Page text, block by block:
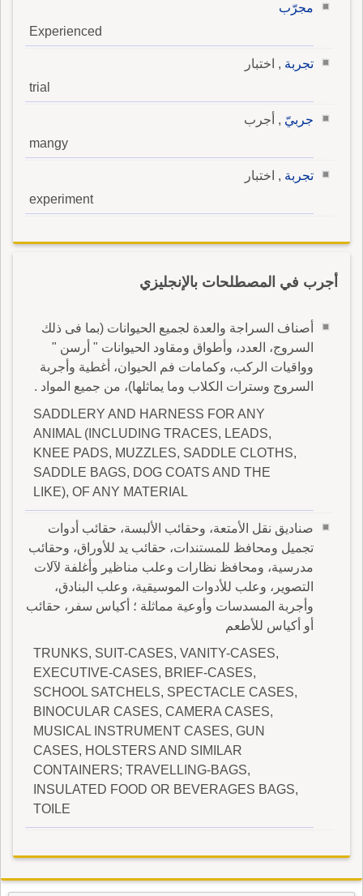
مجرّب
Experienced
تجربة , اختبار
trial
جربيّ , أجرب
mangy
تجربة , اختبار
experiment
أجرب في المصطلحات بالإنجليزي
أصناف السراجة والعدة لجميع الحيوانات (بما فى ذلك
السروج، العدد، وأطواق ومقاود الحيوانات " أرسن "
وواقيات الركب، وكمامات فم الحيوان، أغطية وأجربة
السروج وسترات الكلاب وما يماثلها)، من جميع المواد .
SADDLERY AND HARNESS FOR ANY
ANIMAL (INCLUDING TRACES, LEADS,
KNEE PADS, MUZZLES, SADDLE CLOTHS,
SADDLE BAGS, DOG COATS AND THE
LIKE), OF ANY MATERIAL
صناديق نقل الأمتعة، وحقائب الألبسة، حقائب أدوات
تجميل ومحافظ للمستندات، حقائب يد للأوراق، وحقائب
مدرسية، ومحافظ نظارات وعلب مناظير وأغلفة لآلات
التصوير، وعلب للأدوات الموسيقية، وعلب البنادق،
وأجربة المسدسات وأوعية مماثلة ؛ أكياس سفر، حقائب
أو أكياس للأطعم
TRUNKS, SUIT-CASES, VANITY-CASES,
EXECUTIVE-CASES, BRIEF-CASES,
SCHOOL SATCHELS, SPECTACLE CASES,
BINOCULAR CASES, CAMERA CASES,
MUSICAL INSTRUMENT CASES, GUN
CASES, HOLSTERS AND SIMILAR
CONTAINERS; TRAVELLING-BAGS,
INSULATED FOOD OR BEVERAGES BAGS,
TOILE